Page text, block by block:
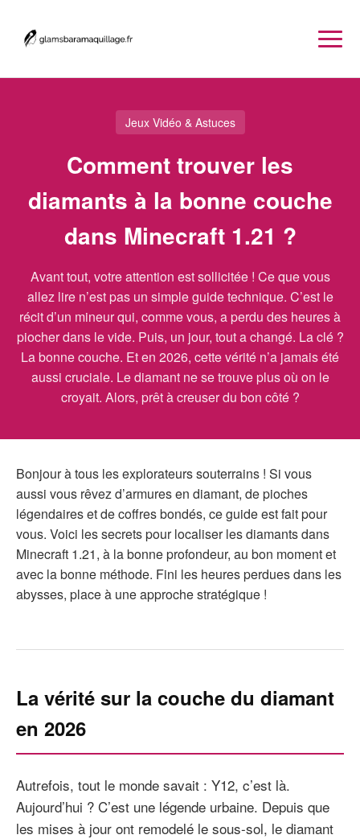
Jeux Vidéo & Astuces
Comment trouver les
diamants à la bonne couche
dans Minecraft 1.21 ?
Avant tout, votre attention est sollicitée ! Ce que vous
allez lire n’est pas un simple guide technique. C’est le
récit d’un mineur qui, comme vous, a perdu des heures à
piocher dans le vide. Puis, un jour, tout a changé. La clé ?
La bonne couche. Et en 2026, cette vérité n’a jamais été
aussi cruciale. Le diamant ne se trouve plus où on le
croyait. Alors, prêt à creuser du bon côté ?
Bonjour à tous les explorateurs souterrains ! Si vous
aussi vous rêvez d’armures en diamant, de pioches
légendaires et de coffres bondés, ce guide est fait pour
vous. Voici les secrets pour localiser les diamants dans
Minecraft 1.21, à la bonne profondeur, au bon moment et
avec la bonne méthode. Fini les heures perdues dans les
abysses, place à une approche stratégique !
La vérité sur la couche du diamant
en 2026
Autrefois, tout le monde savait : Y12, c’est là.
Aujourd’hui ? C’est une légende urbaine. Depuis que
les mises à jour ont remodelé le sous-sol, le diamant